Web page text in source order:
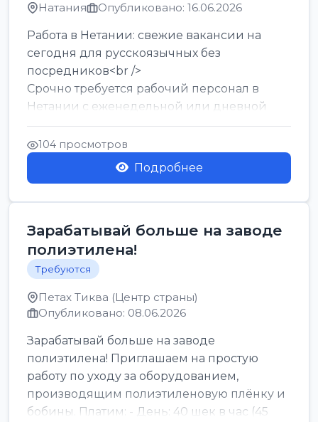
Натания Опубликовано: 16.06.2026
Работа в Нетании: свежие вакансии на
сегодня для русскоязычных без
посредников<br />
Срочно требуется рабочий персонал в
Нетании с еженедельной или дневной
оплатой<br />
Свежие вакансии в Нетании дл...
104 просмотров
Подробнее
Зарабатывай больше на заводе
полиэтилена!
Требуются
Петах Тиква (Центр страны)
Опубликовано: 08.06.2026
Зарабатывай больше на заводе
полиэтилена! Приглашаем на простую
работу по уходу за оборудованием,
производящим полиэтиленовую плёнку и
бобины. Платим: - День: 40 шек в час (45